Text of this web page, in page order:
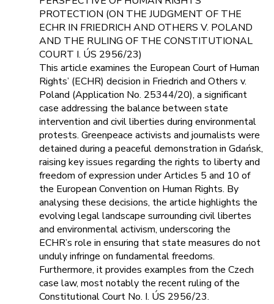
PROTECTION (ON THE JUDGMENT OF THE
ECHR IN FRIEDRICH AND OTHERS V. POLAND
AND THE RULING OF THE CONSTITUTIONAL
COURT I. ÚS 2956/23)
This article examines the European Court of Human
Rights’ (ECHR) decision in Friedrich and Others v.
Poland (Application No. 25344/20), a significant
case addressing the balance between state
intervention and civil liberties during environmental
protests. Greenpeace activists and journalists were
detained during a peaceful demonstration in Gdańsk,
raising key issues regarding the rights to liberty and
freedom of expression under Articles 5 and 10 of
the European Convention on Human Rights. By
analysing these decisions, the article highlights the
evolving legal landscape surrounding civil libertes
and environmental activism, underscoring the
ECHR’s role in ensuring that state measures do not
unduly infringe on fundamental freedoms.
Furthermore, it provides examples from the Czech
case law, most notably the recent ruling of the
Constitutional Court No. I. ÚS 2956/23.